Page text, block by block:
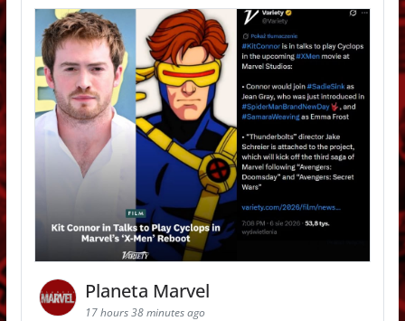
Planeta Marvel
17 hours 38 minutes ago